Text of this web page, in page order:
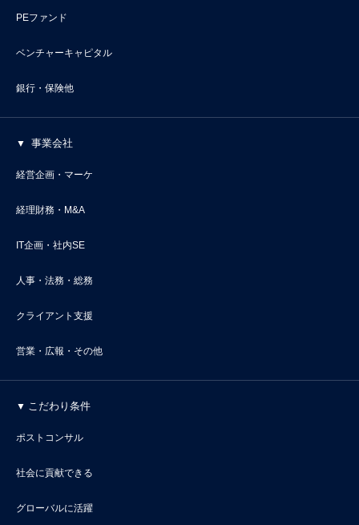
PEファンド
ベンチャーキャピタル
銀行・保険他
事業会社
経営企画・マーケ
経理財務・M&A
IT企画・社内SE
人事・法務・総務
クライアント支援
営業・広報・その他
こだわり条件
ポストコンサル
社会に貢献できる
グローバルに活躍